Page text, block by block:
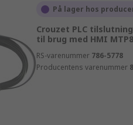
På lager hos
Crouzet PLC
til brug med HMI
RS-varenummer 786-5778
Producentens varenummer